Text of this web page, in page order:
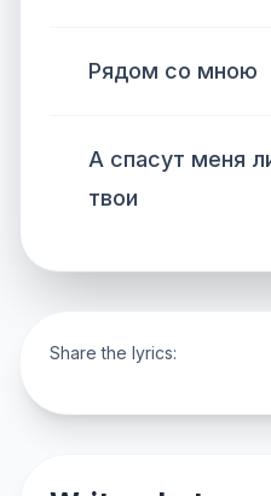
Рядом со мною
А спасут меня
твои
Share the lyrics: